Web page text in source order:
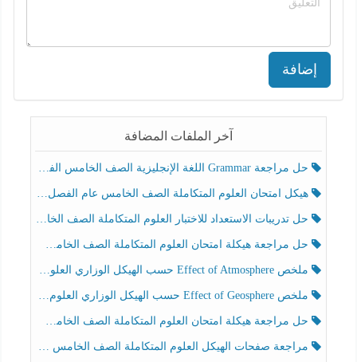
إضافة
آخر الملفات المضافة
حل مراجعة Grammar اللغة الإنجليزية الصف الخامس الفصل الثالث
هيكل امتحان العلوم المتكاملة الصف الخامس عام الفصل الدراسي الثالث 2025-2026
حل تدريبات الاستعداد للاختبار العلوم المتكاملة الصف الخامس عام الفصل الثالث
حل مراجعة هيكلة امتحان العلوم المتكاملة الصف الخامس انسبير الفصل الثالث
ملخص Effect of Atmosphere حسب الهيكل الوزاري العلوم المتكاملة الصف الخامس انسبير الفصل الثالث
ملخص Effect of Geosphere حسب الهيكل الوزاري العلوم المتكاملة الصف الخامس انسبير الفصل الثالث
حل مراجعة هيكلة امتحان العلوم المتكاملة الصف الخامس عام الفصل الثالث
مراجعة صفحات الهيكل العلوم المتكاملة الصف الخامس انسبير الفصل الثالث